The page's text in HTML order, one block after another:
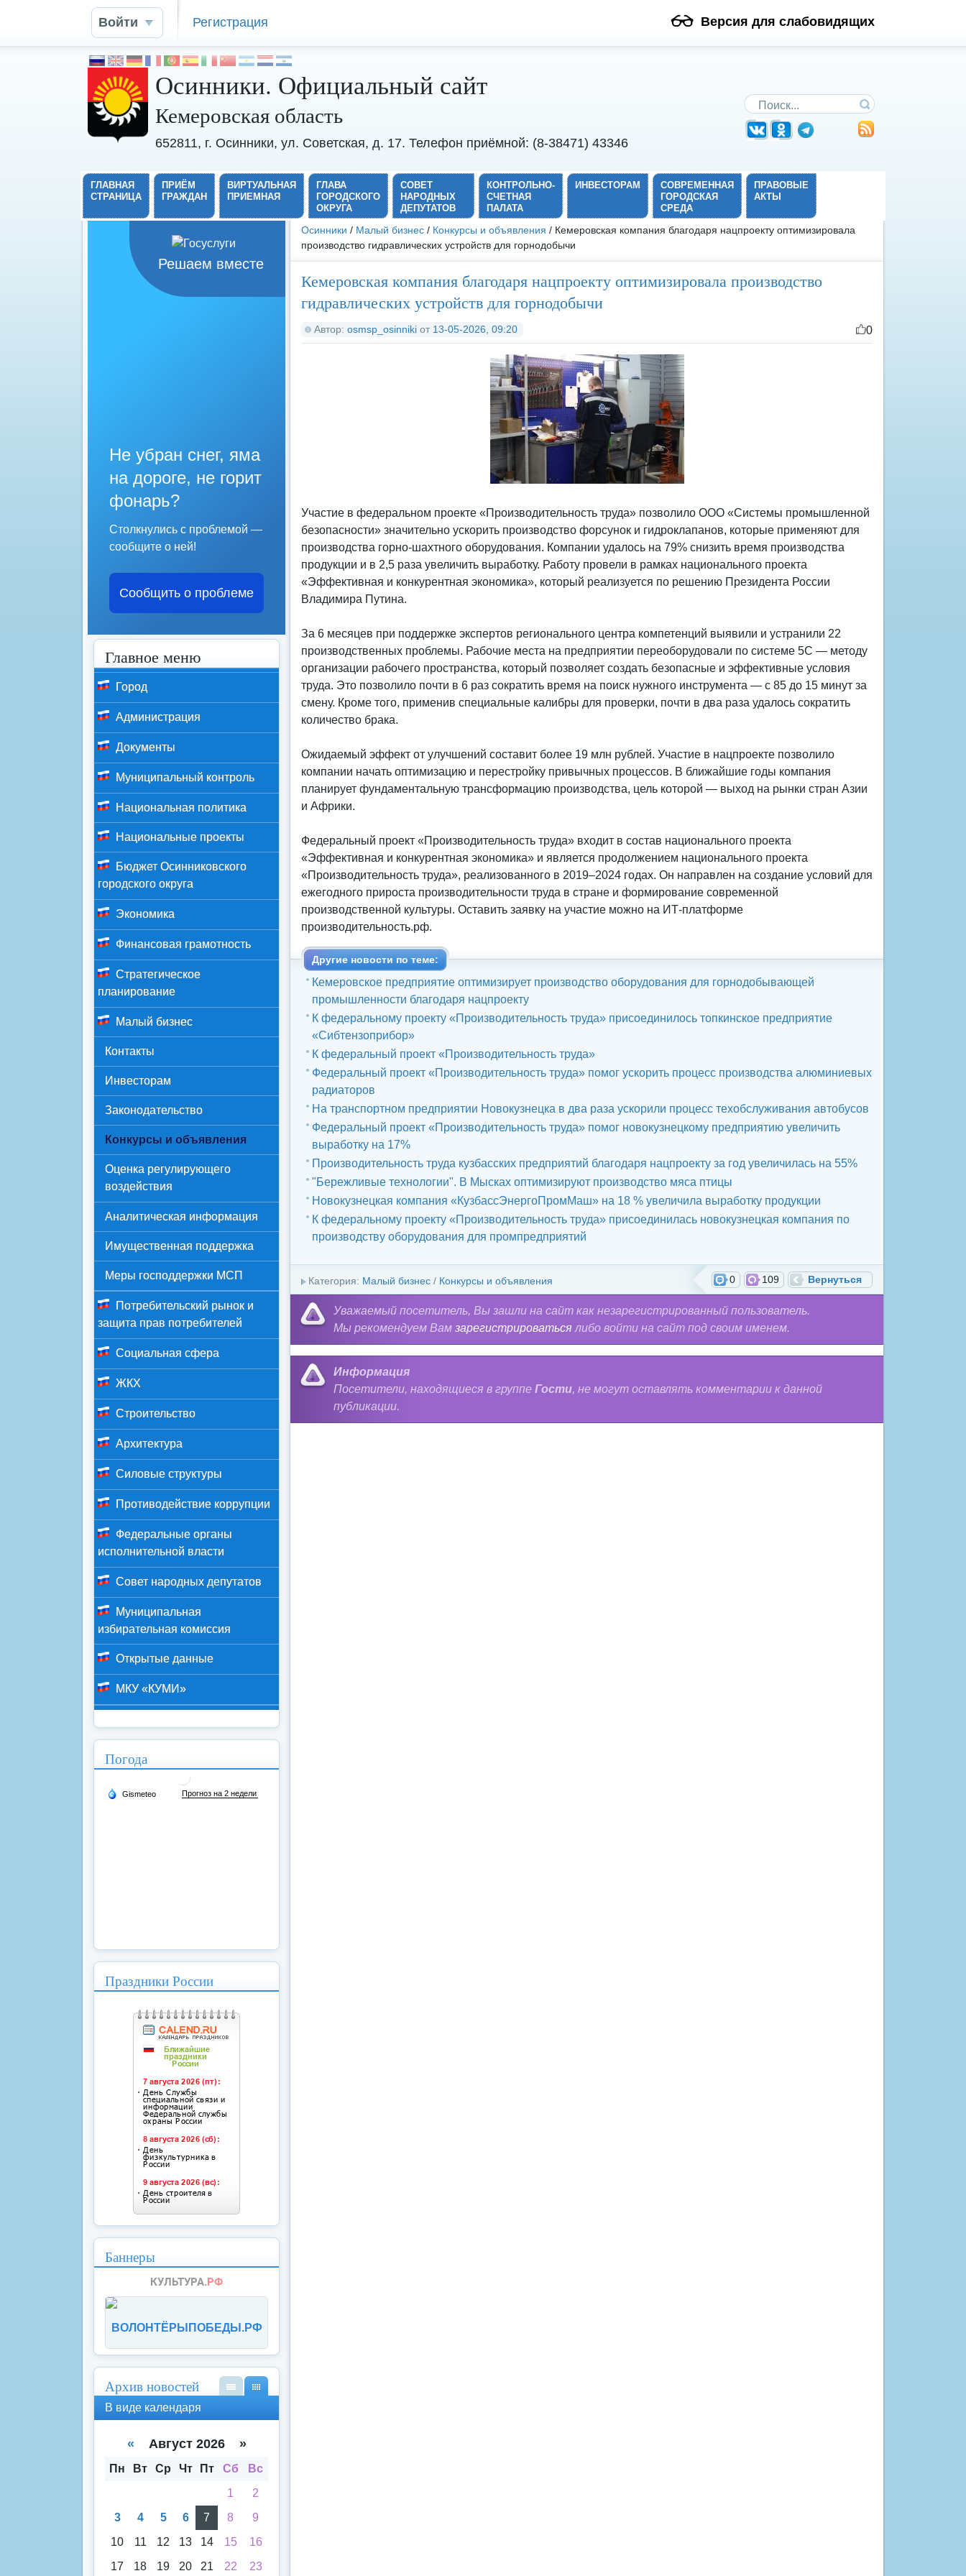
Версия для слабовидящих
Войти Регистрация
Поиск по сайту
Осинники. Официальный сайт
Кемеровская область
652811, г. Осинники, ул. Советская, д. 17. Телефон приёмной: (8-38471) 43346
ГЛАВНАЯ
СТРАНИЦА
ПРИЁМ
ГРАЖДАН
ВИРТУАЛЬНАЯ
ПРИЕМНАЯ
ГЛАВА
ГОРОДСКОГО
ОКРУГА
СОВЕТ
НАРОДНЫХ
ДЕПУТАТОВ
КОНТРОЛЬНО-
СЧЕТНАЯ
ПАЛАТА
ИНВЕСТОРАМ
СОВРЕМЕННАЯ
ГОРОДСКАЯ
СРЕДА
ПРАВОВЫЕ
АКТЫ
Осинники / Малый бизнес / Конкурсы и объявления / Кемеровская компания благодаря нацпроекту оптимизировала
производство гидравлических устройств для горнодобычи
Кемеровская компания благодаря нацпроекту оптимизировала производство
гидравлических устройств для горнодобычи
Автор: osmsp_osinniki от 13-05-2026, 09:20 0
Участие в федеральном проекте «Производительность труда» позволило ООО «Системы промышленной
безопасности» значительно ускорить производство форсунок и гидроклапанов, которые применяют для
производства горно-шахтного оборудования. Компании удалось на 79% снизить время производства
продукции и в 2,5 раза увеличить выработку. Работу провели в рамках национального проекта
«Эффективная и конкурентная экономика», который реализуется по решению Президента России
Владимира Путина.
За 6 месяцев при поддержке экспертов регионального центра компетенций выявили и устранили 22
производственных проблемы. Рабочие места на предприятии переоборудовали по системе 5С — методу
организации рабочего пространства, который позволяет создать безопасные и эффективные условия
труда. Это позволило почти в 6 раз сократить время на поиск нужного инструмента — с 85 до 15 минут за
смену. Кроме того, применив специальные калибры для проверки, почти в два раза удалось сократить
количество брака.
Ожидаемый эффект от улучшений составит более 19 млн рублей. Участие в нацпроекте позволило
компании начать оптимизацию и перестройку привычных процессов. В ближайшие годы компания
планирует фундаментальную трансформацию производства, цель которой — выход на рынки стран Азии
и Африки.
Федеральный проект «Производительность труда» входит в состав национального проекта
«Эффективная и конкурентная экономика» и является продолжением национального проекта
«Производительность труда», реализованного в 2019–2024 годах. Он направлен на создание условий для
ежегодного прироста производительности труда в стране и формирование современной
производственной культуры. Оставить заявку на участие можно на ИТ-платформе
производительность.рф.
Другие новости по теме:
Кемеровское предприятие оптимизирует производство оборудования для горнодобывающей
промышленности благодаря нацпроекту
К федеральному проекту «Производительность труда» присоединилось топкинское предприятие
«Сибтензоприбор»
К федеральный проект «Производительность труда»
Федеральный проект «Производительность труда» помог ускорить процесс производства алюминиевых
радиаторов
На транспортном предприятии Новокузнецка в два раза ускорили процесс техобслуживания автобусов
Федеральный проект «Производительность труда» помог новокузнецкому предприятию увеличить
выработку на 17%
Производительность труда кузбасских предприятий благодаря нацпроекту за год увеличилась на 55%
"Бережливые технологии". В Мысках оптимизируют производство мяса птицы
Новокузнецкая компания «КузбассЭнергоПромМаш» на 18 % увеличила выработку продукции
К федеральному проекту «Производительность труда» присоединилась новокузнецкая компания по
производству оборудования для промпредприятий
Вернуться
109
0
Категория: Малый бизнес / Конкурсы и объявления
Уважаемый посетитель, Вы зашли на сайт как незарегистрированный пользователь.
Мы рекомендуем Вам зарегистрироваться либо войти на сайт под своим именем.
Информация
Посетители, находящиеся в группе Гости, не могут оставлять комментарии к данной
публикации.
Решаем вместе
Не убран снег, яма
на дороге, не горит
фонарь?
Столкнулись с проблемой —
сообщите о ней!
Сообщить о проблеме
Главное меню
Город
Администрация
Документы
Муниципальный контроль
Национальная политика
Национальные проекты
Бюджет Осинниковского
городского округа
Экономика
Финансовая грамотность
Стратегическое
планирование
Малый бизнес
Контакты
Инвесторам
Законодательство
Конкурсы и объявления
Оценка регулирующего
воздействия
Аналитическая информация
Имущественная поддержка
Меры господдержки МСП
Потребительский рынок и
защита прав потребителей
Социальная сфера
ЖКХ
Строительство
Архитектура
Силовые структуры
Противодействие коррупции
Федеральные органы
исполнительной власти
Совет народных депутатов
Муниципальная
избирательная комиссия
Открытые данные
МКУ «КУМИ»
Погода
Праздники России
Баннеры
ВОЛОНТЁРЫПОБЕДЫ.РФ
Архив новостей
кал
аря
спи
В виде календаря
« Август 2026 »
Пн Вт Ср Чт Пт Сб
Вс
1
2
3
4 5 6 7 8
9
10
11 12 13 14 15
16
17
18 19 20 21 22 23